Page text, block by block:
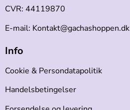
CVR: 44119870
E-mail: Kontakt@gachashoppen.dk
Info
Cookie & Persondatapolitik
Handelsbetingelser